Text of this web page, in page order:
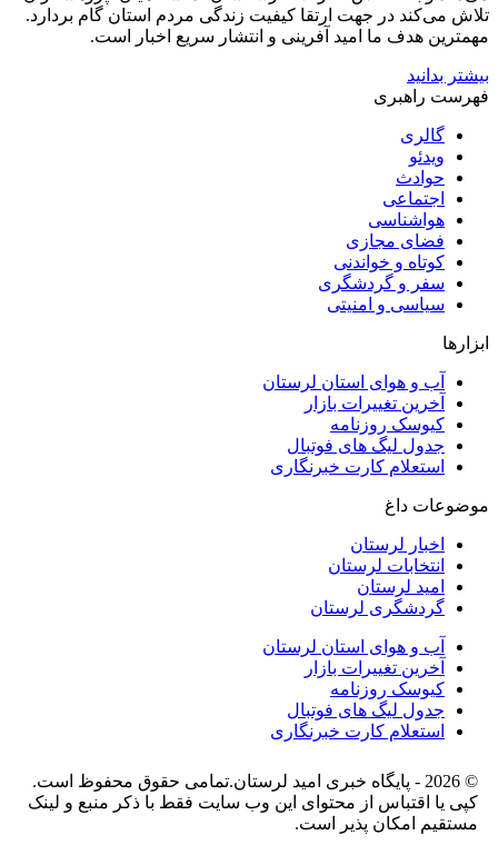
تلاش می‌کند در جهت ارتقا کیفیت زندگی مردم استان گام بردارد.
مهمترین هدف ما امید آفرینی و انتشار سریع اخبار است.
بیشتر بدانید
فهرست راهبری
گالری
ویدئو
حوادث
اجتماعی
هواشناسی
فضای مجازی
کوتاه و خواندنی
سفر و گردشگری
سیاسی و امنیتی
ابزارها
آب و هوای استان لرستان
آخرین تغییرات بازار
کیوسک روزنامه
جدول لیگ های فوتبال
استعلام کارت خبرنگاری
موضوعات داغ
اخبار لرستان
انتخابات لرستان
امید لرستان
گردشگری لرستان
آب و هوای استان لرستان
آخرین تغییرات بازار
کیوسک روزنامه
جدول لیگ های فوتبال
استعلام کارت خبرنگاری
© 2026 - پایگاه خبری اميد لرستان.تمامی حقوق محفوظ است.
کپی یا اقتباس از محتوای این وب سایت فقط با ذکر منبع و لینک
مستقیم امکان پذیر است.